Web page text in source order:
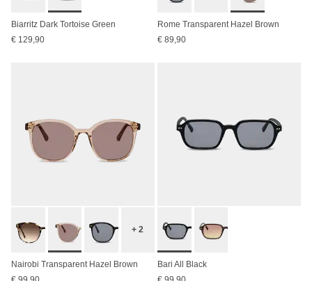
Biarritz Dark Tortoise Green
€ 129,90
Rome Transparent Hazel Brown
€ 89,90
+ 2
Nairobi Transparent Hazel Brown
Bari All Black